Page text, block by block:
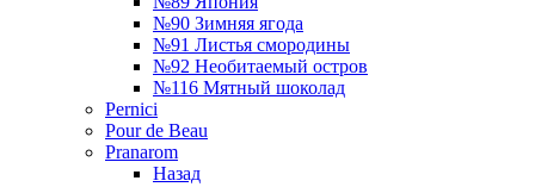
№90 Зимняя ягода
№91 Листья смородины
№92 Необитаемый остров
№116 Мятный шоколад
Pernici
Pour de Beau
Pranarom
Назад